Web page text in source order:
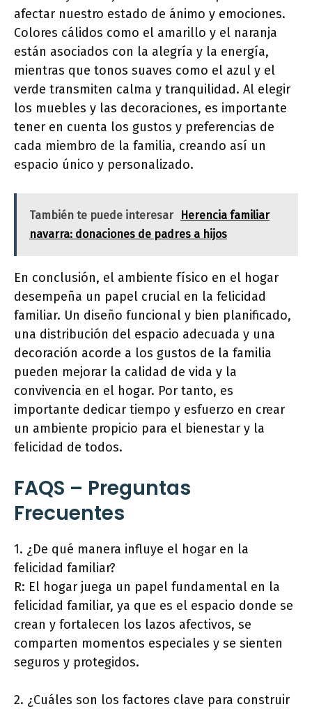
afectar nuestro estado de ánimo y emociones.
Colores cálidos como el amarillo y el naranja
están asociados con la alegría y la energía,
mientras que tonos suaves como el azul y el
verde transmiten calma y tranquilidad. Al elegir
los muebles y las decoraciones, es importante
tener en cuenta los gustos y preferencias de
cada miembro de la familia, creando así un
espacio único y personalizado.
También te puede interesar
Herencia familiar
navarra: donaciones de padres a hijos
En conclusión, el ambiente físico en el hogar
desempeña un papel crucial en la felicidad
familiar. Un diseño funcional y bien planificado,
una distribución del espacio adecuada y una
decoración acorde a los gustos de la familia
pueden mejorar la calidad de vida y la
convivencia en el hogar. Por tanto, es
importante dedicar tiempo y esfuerzo en crear
un ambiente propicio para el bienestar y la
felicidad de todos.
FAQS – Preguntas
Frecuentes
1. ¿De qué manera influye el hogar en la
felicidad familiar?
R: El hogar juega un papel fundamental en la
felicidad familiar, ya que es el espacio donde se
crean y fortalecen los lazos afectivos, se
comparten momentos especiales y se sienten
seguros y protegidos.
2. ¿Cuáles son los factores clave para construir